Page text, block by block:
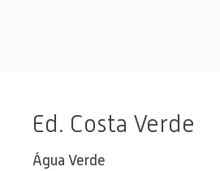
Ed. Costa Verde
Água Verde